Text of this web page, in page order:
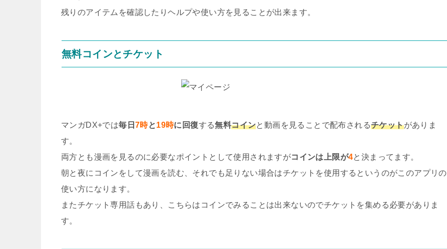
残りのアイテムを確認したりヘルプや使い方を見ることが出来ます。
無料コインとチケット
マンガDX+では毎日7時と19時に回復する無料コインと動画を見ることで配布されるチケットがありま
す。
両方とも漫画を見るのに必要なポイントとして使用されますがコインは上限が4と決まってます。
朝と夜にコインをして漫画を読む、それでも足りない場合はチケットを使用するというのがこのアプリの
使い方になります。
またチケット専用話もあり、こちらはコインでみることは出来ないのでチケットを集める必要がありま
す。